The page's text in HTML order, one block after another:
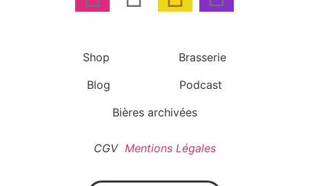
Shop
Brasserie
Blog
Podcast
Bières archivées
CGV Mentions Légales